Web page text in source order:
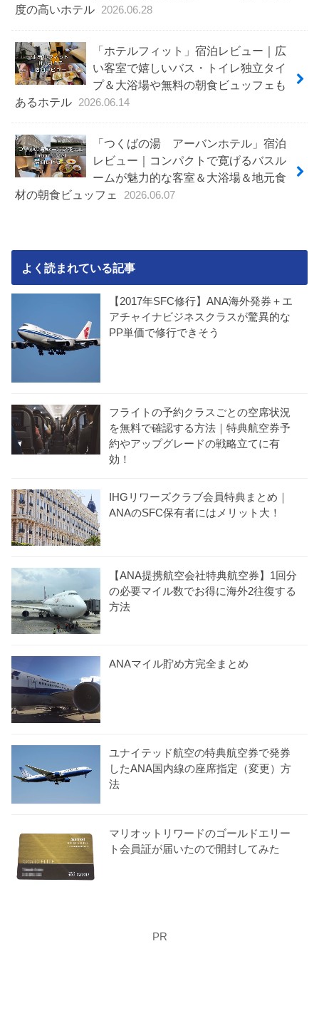
度の高いホテル
2026.06.28
「ホテルフィット」宿泊レビュー｜広
い客室で嬉しいバス・トイレ独立タイ
プ＆大浴場や無料の朝食ビュッフェも
あるホテル
2026.06.14
「つくばの湯 アーバンホテル」宿泊
レビュー｜コンパクトで寛げるバスル
ームが魅力的な客室＆大浴場＆地元食
材の朝食ビュッフェ
2026.06.07
よく読まれている記事
【2017年SFC修行】ANA海外発券＋エ
アチャイナビジネスクラスが驚異的な
PP単価で修行できそう
フライトの予約クラスごとの空席状況
を無料で確認する方法｜特典航空券予
約やアップグレードの戦略立てに有
効！
IHGリワーズクラブ会員特典まとめ｜
ANAのSFC保有者にはメリット大！
【ANA提携航空会社特典航空券】1回分
の必要マイル数でお得に海外2往復する
方法
ANAマイル貯め方完全まとめ
ユナイテッド航空の特典航空券で発券
したANA国内線の座席指定（変更）方
法
マリオットリワードのゴールドエリー
ト会員証が届いたので開封してみた
PR